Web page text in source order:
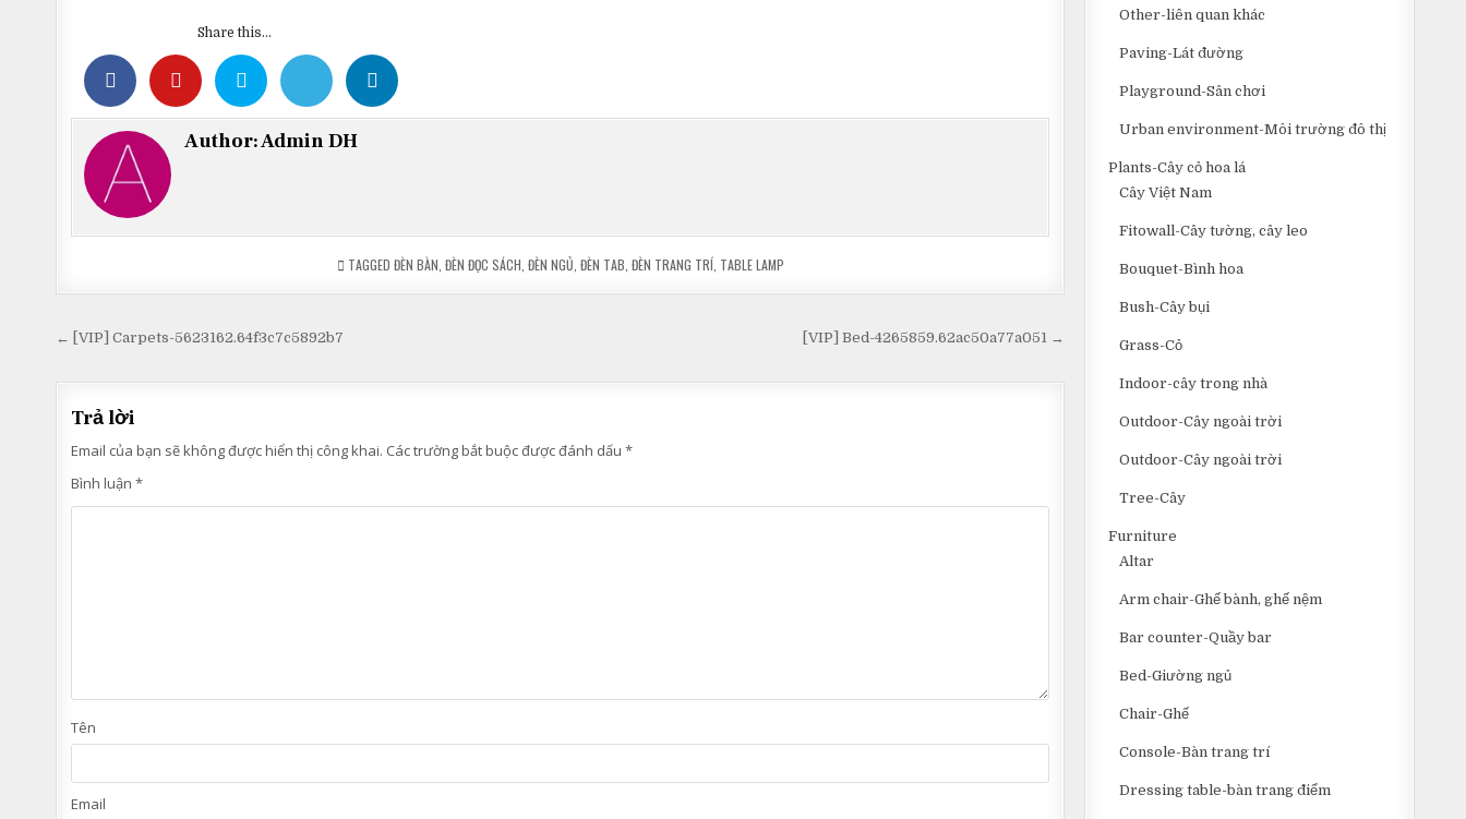
Share this...
Author:Admin DH
TAGGED ĐÈN BÀN ĐÈN ĐỌC SÁCH ĐÈN NGỦ ĐÈN TAB ĐÈN TRANG TRÍ, TABLE LAMP
Điều
hướng
bài
viết
[VIP] Bed-4265859.62ac50a77a051 →
← [VIP] Carpets-5623162.64f3c7c5892b7
Trả lời
Email của bạn sẽ không được hiển thị công khai. Các trường bắt buộc được đánh dấu*
Bình luận*
Tên
Email
Other-liên quan khác
Paving-Lát đường
Playground-Sân chơi
Urban environment-Môi trường đô thị
Plants-Cây cỏ hoa lá
Cây Việt Nam
Fitowall-Cây tường, cây leo
Bouquet-Bình hoa
Bush-Cây bụi
Grass-Cỏ
Indoor-cây trong nhà
Outdoor-Cây ngoài trời
Outdoor-Cây ngoài trời
Tree-Cây
Furniture
Altar
Arm chair-Ghế bành, ghế nệm
Bar counter-Quầy bar
Bed-Giường ngủ
Chair-Ghế
Console-Bàn trang trí
Dressing table-bàn trang điểm